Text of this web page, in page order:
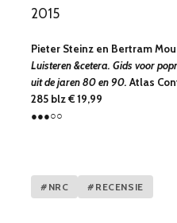
2015
Pieter Steinz en Bertram
Luisteren &cetera. Gids voor
uit de jaren 80 en 90. Atlas
285 blz € 19,99
●●●○○
#NRC #RECENSIE